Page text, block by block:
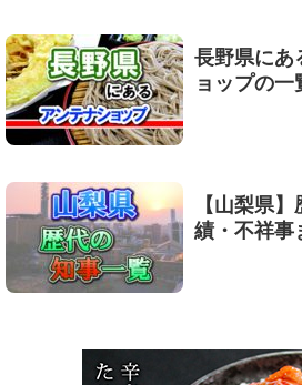
長野県にあ
ョップの一
【山梨県
績・不祥事